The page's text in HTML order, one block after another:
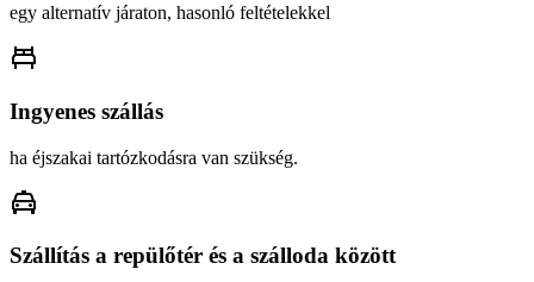
egy alternatív járaton, hasonló feltételekkel
Ingyenes szállás
ha éjszakai tartózkodásra van szükség.
Szállítás a repülőtér és a szálloda között